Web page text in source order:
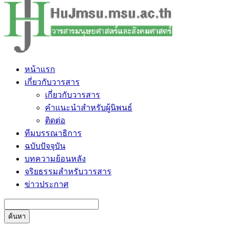
หน้าแรก
เกี่ยวกับวารสาร
เกี่ยวกับวารสาร
คำแนะนำสำหรับผู้นิพนธ์
ติดต่อ
ทีมบรรณาธิการ
ฉบับปัจจุบัน
บทความย้อนหลัง
จริยธรรมสำหรับวารสาร
ข่าวประกาศ
ค้นหา